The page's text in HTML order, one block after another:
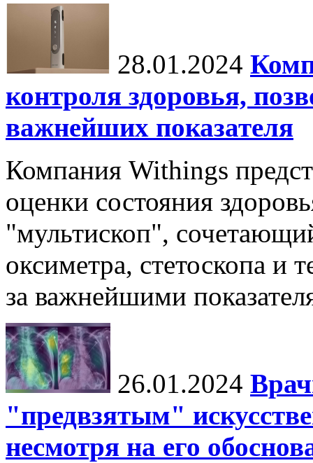
28.01.2024
контроля здоровья,
важнейших показателя
Компания Withings
оценки состояния
"мультископ",
оксиметра, стетоскопа и
за важнейшими
26.01.2024
"предвзятым"
несмотря на его